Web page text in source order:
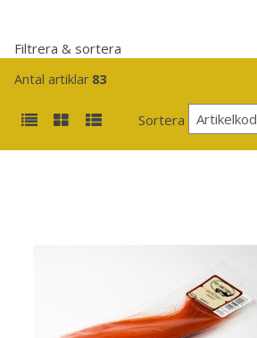
Filtrera & sortera
Antal artiklar 83
Sortera Artikelkod